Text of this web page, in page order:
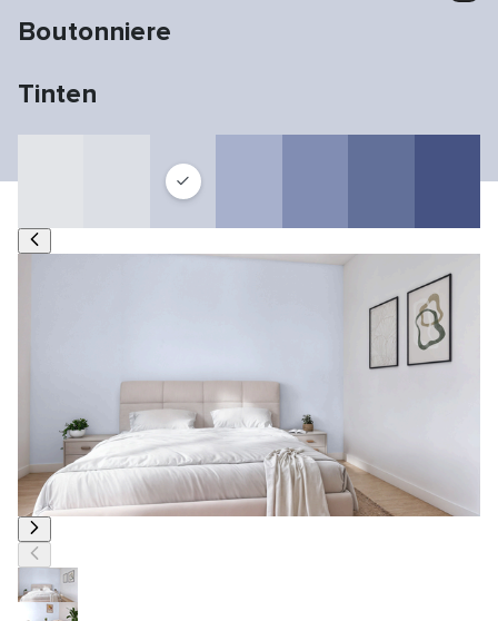
Boutonniere
Tinten